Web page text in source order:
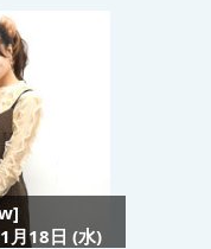
月18日 (水)